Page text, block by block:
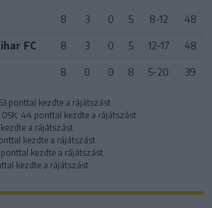
8 3 0 5 8-12 48
FC 8 3 0 5 12-17 48
8 0 0 8 5-20 39
ponttal kezdte a rájátszást
44 ponttal kezdte a rájátszást
a rájátszást
kezdte a rájátszást
ponttal kezdte a rájátszást
kezdte a rájátszást